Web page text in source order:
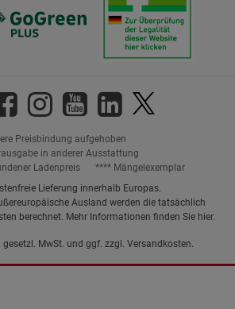
Preisbindung aufgehoben
in anderer Ausstattung
Ladenpreis
**** Mängelexemplar
Lieferung innerhalb Europas.
Ausland werden die tatsächlich
berechnet. Mehr Informationen finden Sie hier.
MwSt. und ggf. zzgl. Versandkosten.